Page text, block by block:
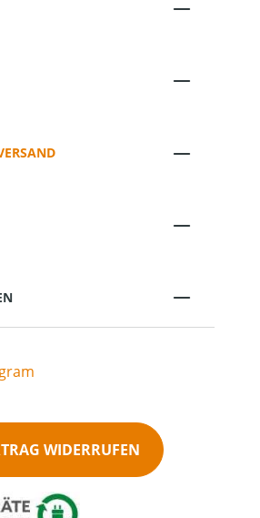
WIDERRUFEN